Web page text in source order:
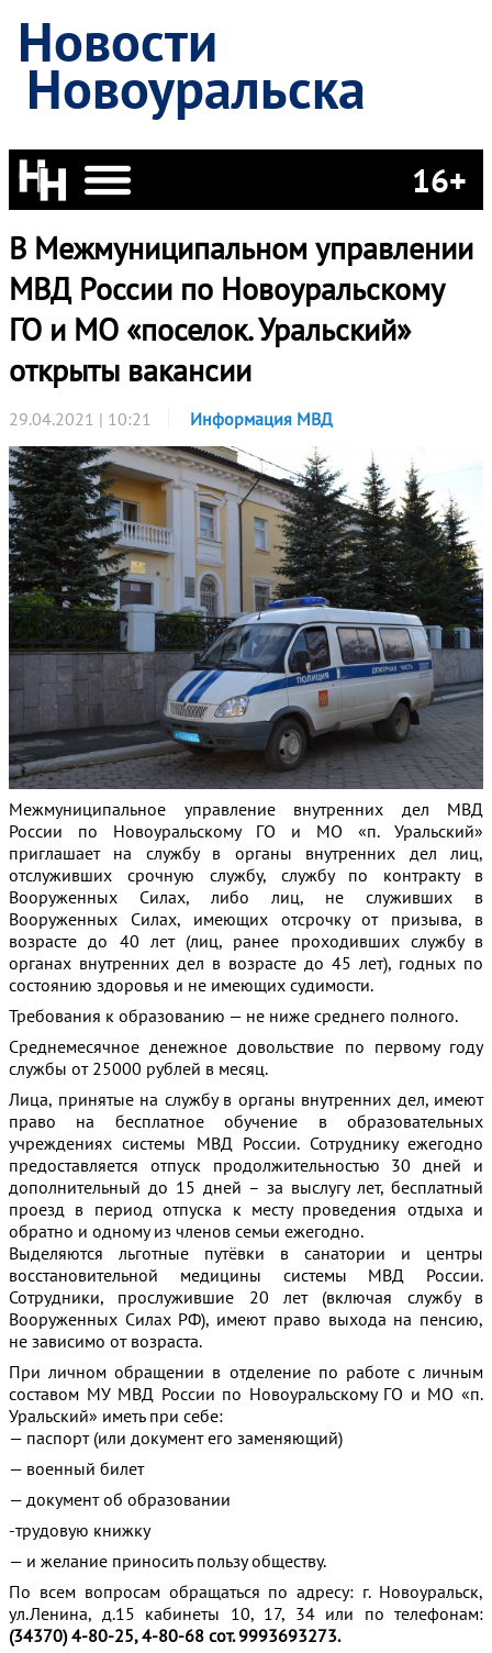
Новости
Новоуральска
16+
В Межмуниципальном управлении
МВД России по Новоуральскому
ГО и МО «поселок. Уральский»
открыты вакансии
29.04.2021 | 10:21 Информация МВД
Межмуниципальное управление внутренних дел МВД
России по Новоуральскому ГО и МО «п. Уральский»
приглашает на службу в органы внутренних дел лиц,
отслуживших срочную службу, службу по контракту в
Вооруженных Силах, либо лиц, не служивших в
Вооруженных Силах, имеющих отсрочку от призыва, в
возрасте до 40 лет (лиц, ранее проходивших службу в
органах внутренних дел в возрасте до 45 лет), годных по
состоянию здоровья и не имеющих судимости.
Требования к образованию — не ниже среднего полного.
Среднемесячное денежное довольствие по первому году
службы от 25000 рублей в месяц.
Лица, принятые на службу в органы внутренних дел, имеют
право на бесплатное обучение в образовательных
учреждениях системы МВД России. Сотруднику ежегодно
предоставляется отпуск продолжительностью 30 дней и
дополнительный до 15 дней – за выслугу лет, бесплатный
проезд в период отпуска к месту проведения отдыха и
обратно и одному из членов семьи ежегодно.
Выделяются льготные путёвки в санатории и центры
восстановительной медицины системы МВД России.
Сотрудники, прослужившие 20 лет (включая службу в
Вооруженных Силах РФ), имеют право выхода на пенсию,
не зависимо от возраста.
При личном обращении в отделение по работе с личным
составом МУ МВД России по Новоуральскому ГО и МО «п.
Уральский» иметь при себе:
— паспорт (или документ его заменяющий)
— военный билет
— документ об образовании
-трудовую книжку
— и желание приносить пользу обществу.
По всем вопросам обращаться по адресу: г. Новоуральск,
ул.Ленина, д.15 кабинеты 10, 17, 34 или по телефонам:
(34370) 4-80-25, 4-80-68 сот. 9993693273.